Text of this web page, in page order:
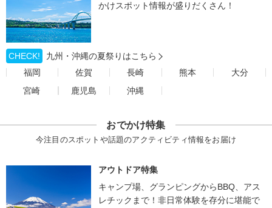
かけスポット情報が盛りだくさん！
CHECK!
九州・沖縄の夏祭りはこちら
福岡
佐賀 長崎 熊本
大分
宮崎
鹿児島 沖縄
おでかけ特集
今注目のスポットや話題のアクティビティ情報をお届け
アウトドア特集
キャンプ場、グランピングからBBQ、アス
レチックまで！非日常体験を存分に堪能で